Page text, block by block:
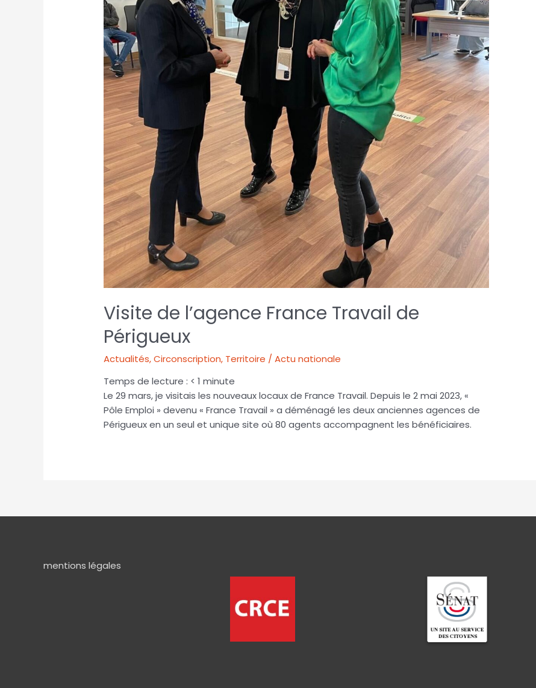
Visite de l’agence France Travail de
Périgueux
Actualités,Circonscription, Territoire / Actu nationale
Temps de lecture : < 1 minute
Le 29 mars, je visitais les nouveaux locaux de France Travail. Depuis le 2 mai 2023, «
Pôle Emploi » devenu « France Travail » a déménagé les deux anciennes agences de
Périgueux en un seul et unique site où 80 agents accompagnent les bénéficiaires.
mentions légales